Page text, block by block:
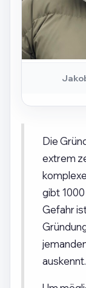
Die
extrem
gibt
Gefahr
auskennt.